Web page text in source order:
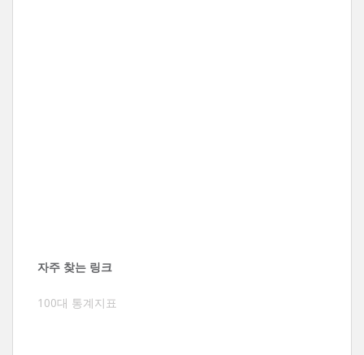
자주 찾는 링크
100대 통계지표